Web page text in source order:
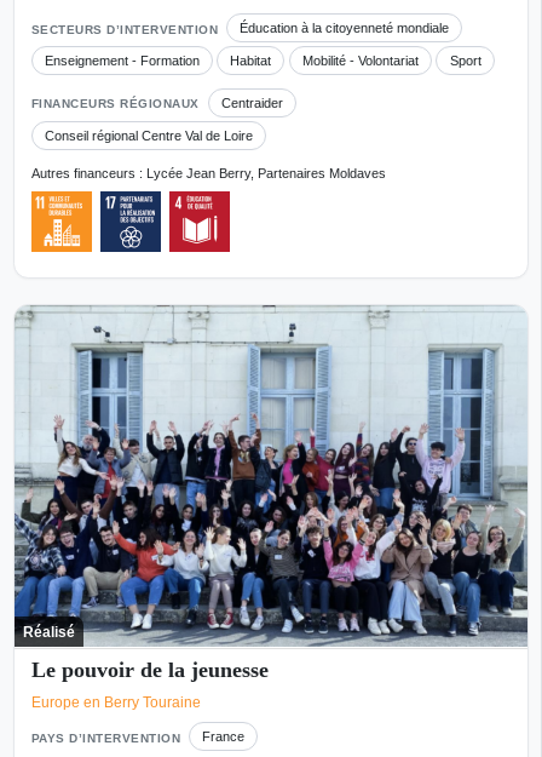
SECTEURS D’INTERVENTION Éducation à la citoyenneté mondiale
Enseignement - Formation Habitat Mobilité - Volontariat Sport
FINANCEURS RÉGIONAUX Centraider
Conseil régional Centre Val de Loire
Autres financeurs : Lycée Jean Berry, Partenaires Moldaves
Réalisé
Le pouvoir de la jeunesse
Europe en Berry Touraine
PAYS D’INTERVENTION France